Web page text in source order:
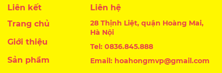
Liên kết
Trang chủ
Giới thiệu
Sản phẩm
Liên hệ
28 Thịnh Liệt, quận Hoàng Mai,
Hà Nội
Tel: 0836.845.888
Email: hoahongmvp@gmail.com